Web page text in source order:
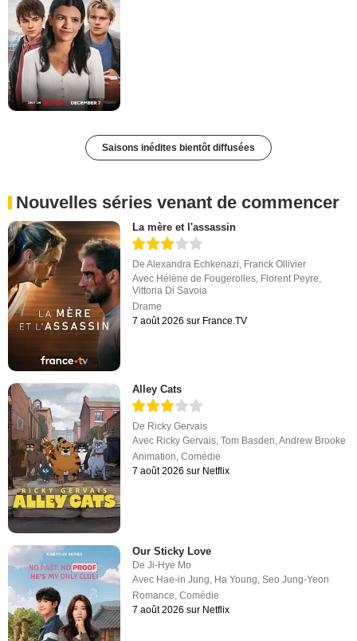
Saisons inédites bientôt diffusées
Nouvelles séries venant de commencer
La mère et l'assassin
DeAlexandra Echkenazi Franck Ollivier
Avec Hélène de Fougerolles Florent Peyre
Vittoria Di Savoia
Drame
7 août 2026 sur France.TV
Alley Cats
De Ricky Gervais
Avec Ricky Gervais,Tom Basden,Andrew Brooke
Animation,Comédie
7 août 2026 sur Netflix
Our Sticky Love
DeJi-Hye Mo
Avec Hae-in Jung, Ha Young,Seo Jung-Yeon
Romance,Comédie
7 août 2026 sur Netflix